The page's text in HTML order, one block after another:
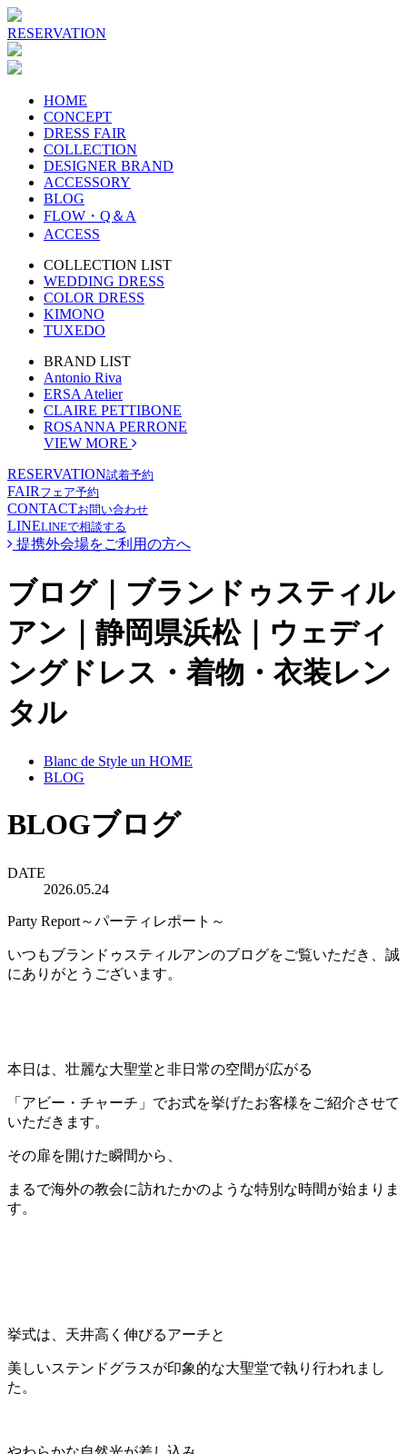
RESERVATION
HOME
CONCEPT
DRESS FAIR
COLLECTION
DESIGNER BRAND
ACCESSORY
BLOG
FLOW・Q＆A
ACCESS
COLLECTION LIST
WEDDING DRESS
COLOR DRESS
KIMONO
TUXEDO
BRAND LIST
Antonio Riva
ERSA Atelier
CLAIRE PETTIBONE
ROSANNA PERRONE
VIEW MORE
RESERVATION試着予約
FAIR フェア予約
CONTACTお問い合わせ
LINELINEで相談する
提携外会場をご利用の方へ
ブログ｜ブランドゥスティル
アン｜静岡県浜松｜ウェディ
ングドレス・着物・衣装レン
タル
Blanc de Style un HOME
BLOG
BLOGブログ
DATE
2026.05.24
Party Report～パーティレポート～
いつもブランドゥスティルアンのブログをご覧いただき、誠
にありがとうございます。
本日は、壮麗な大聖堂と非日常の空間が広がる
「アビー・チャーチ」でお式を挙げたお客様をご紹介させて
いただきます。
その扉を開けた瞬間から、
まるで海外の教会に訪れたかのような特別な時間が始まりま
す。
挙式は、天井高く伸びるアーチと
美しいステンドグラスが印象的な大聖堂で執り行われまし
た。